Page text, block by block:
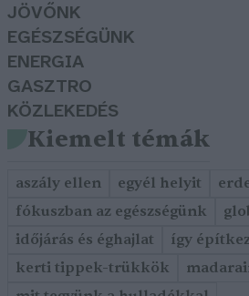
JÖVŐNK
EGÉSZSÉGÜNK
ENERGIA
GASZTRO
KÖZLEKEDÉS
Kiemelt témák
aszály ellen egyél helyit
fókuszban az egészségünk
időjárás és éghajlat
így
kerti tippek-trükkök